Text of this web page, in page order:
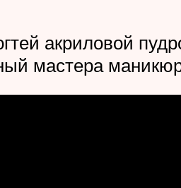
акриловой
мастера